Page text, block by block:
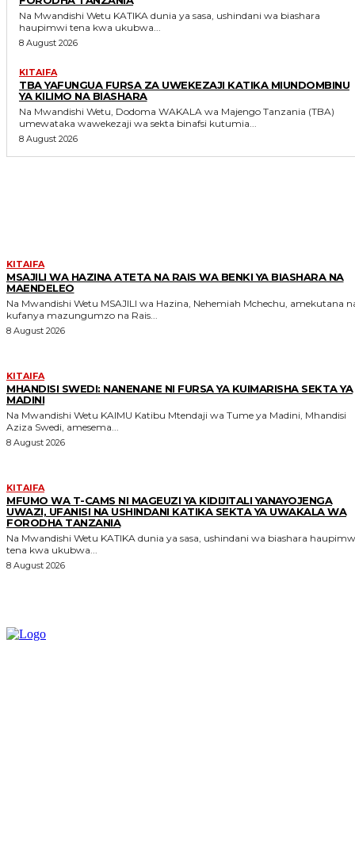
Na Mwandishi Wetu KATIKA dunia ya sasa, ushindani wa biashara
haupimwi tena kwa ukubwa...
8 August 2026
KITAIFA
TBA YAFUNGUA FURSA ZA UWEKEZAJI KATIKA MIUNDOMBINU
YA KILIMO NA BIASHARA
Na Mwandishi Wetu, Dodoma WAKALA wa Majengo Tanzania (TBA)
umewataka wawekezaji wa sekta binafsi kutumia...
8 August 2026
KITAIFA
MSAJILI WA HAZINA ATETA NA RAIS WA BENKI YA BIASHARA NA
MAENDELEO
Na Mwandishi Wetu MSAJILI wa Hazina, Nehemiah Mchechu, amekutana na
kufanya mazungumzo na Rais...
8 August 2026
KITAIFA
MHANDISI SWEDI: NANENANE NI FURSA YA KUIMARISHA SEKTA YA
MADINI
Na Mwandishi Wetu KAIMU Katibu Mtendaji wa Tume ya Madini, Mhandisi
Aziza Swedi, amesema...
8 August 2026
KITAIFA
MFUMO WA T-CAMS NI MAGEUZI YA KIDIJITALI YANAYOJENGA
UWAZI, UFANISI NA USHINDANI KATIKA SEKTA YA UWAKALA WA
FORODHA TANZANIA
Na Mwandishi Wetu KATIKA dunia ya sasa, ushindani wa biashara haupimwi
tena kwa ukubwa...
8 August 2026